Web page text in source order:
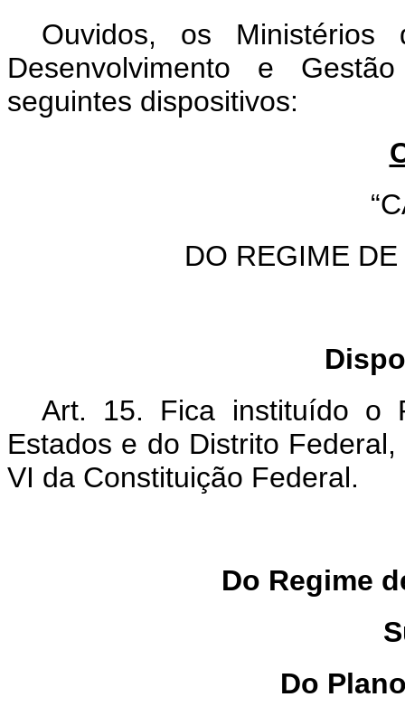
Ouvidos, os
Desenvolvimento e
seguintes dispositivos:
DO REGIME
Art. 15. Fica instituído o
Estados e do Distrito
VI da Constituição Federal.
Do Regime
Do